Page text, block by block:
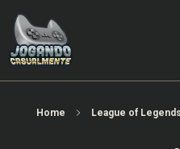
Home League of Legends